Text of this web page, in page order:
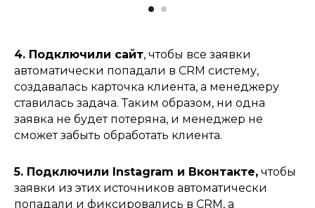
4. Подключили сайт, чтобы все заявки
автоматически попадали в CRM систему,
создавалась карточка клиента, а менеджеру
ставилась задача. Таким образом, ни одна
заявка не будет потеряна, и менеджер не
сможет забыть обработать клиента.
5. Подключили Instagram и Вконтакте, чтобы
заявки из этих источников автоматически
попадали и фиксировались в CRM, а